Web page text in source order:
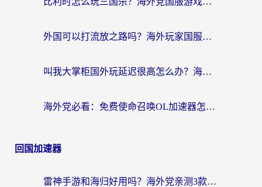
外国可以打流放之路吗？海外玩家国服游戏畅玩终极指南（附实测推荐）
叫我大掌柜国外玩延迟很高怎么办？海外党亲测的国服游戏加速全攻略
海外党必看：免费使命召唤OL加速器怎么选？3个国服游戏加速痛点一次性解决
回国加速器
雷神手游和海归好用吗？海外党亲测3款热门回国加速器+番茄加速器深度体验